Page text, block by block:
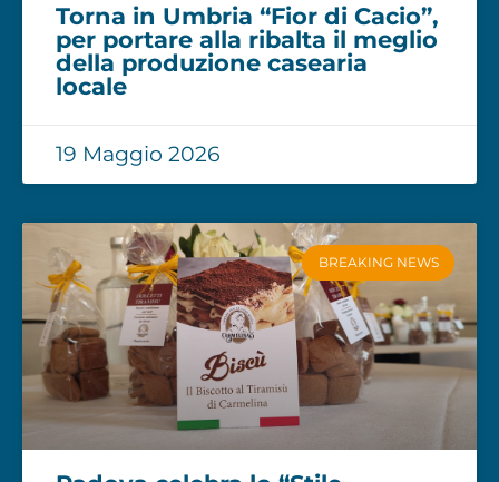
Torna in Umbria “Fior di Cacio”,
per portare alla ribalta il meglio
della produzione casearia
locale
19 Maggio 2026
BREAKING NEWS